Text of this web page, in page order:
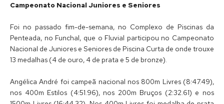
Campeonato Nacional Juniores e Seniores
Foi no passado fim-de-semana, no Complexo de Piscinas da
Penteada, no Funchal, que o Fluvial participou no Campeonato
Nacional de Juniores e Seniores de Piscina Curta de onde trouxe
13 medalhas (4 de ouro, 4 de prata e 5 de bronze).
Angélica André foi campeã nacional nos 800m Livres (8:47.49),
nos 400m Estilos (4:51.96), nos 200m Bruços (2:32.61) e nos